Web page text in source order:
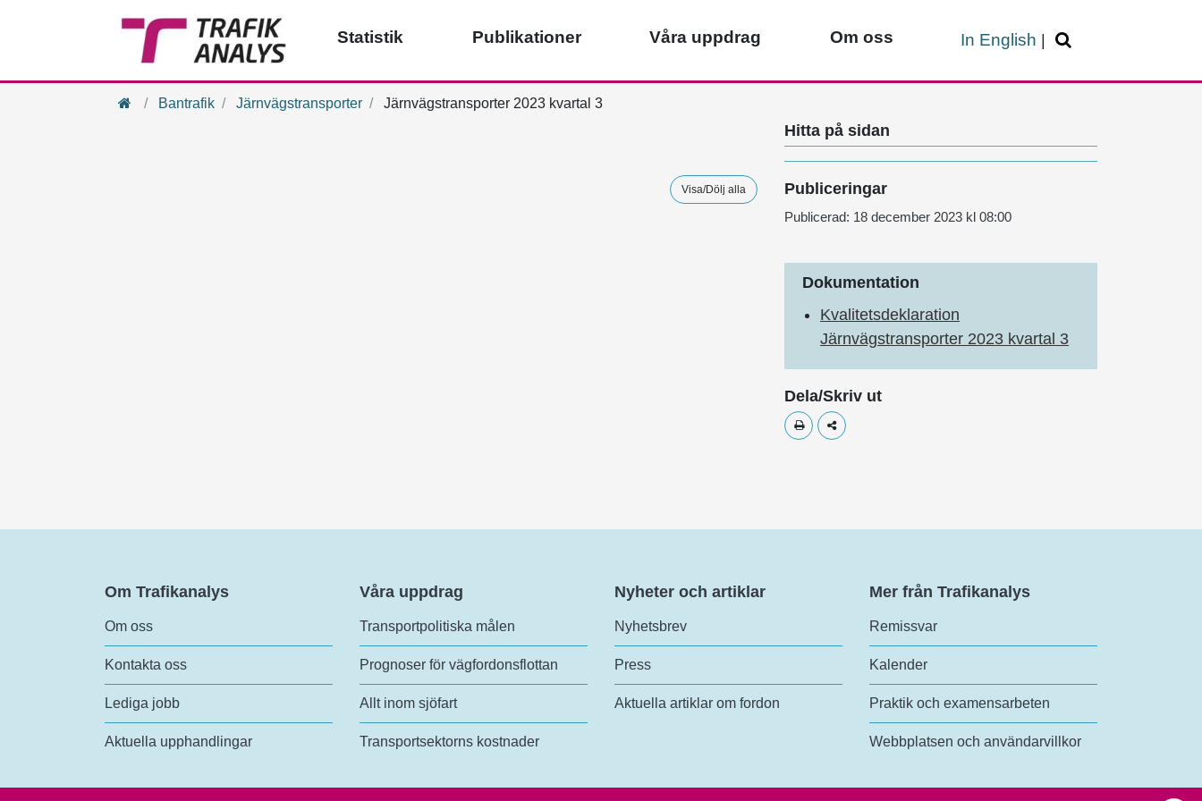
Statistik Publikationer Våra uppdrag Om oss In English
HemBantrafik Järnvägstransporter Järnvägstransporter 2023 kvartal 3
Visa/Dölj alla
Hitta på sidan
Publiceringar
Publicerad: 18 december 2023 kl 08:00
Dokumentation
Kvalitetsdeklaration
Järnvägstransporter 2023 kvartal 3
Dela/Skriv ut
Skriv utDela
Om Trafikanalys
Om oss
Kontakta oss
Lediga jobb
Aktuella upphandlingar
Våra uppdrag
Transportpolitiska målen
Prognoser för vägfordonsflottan
Allt inom sjöfart
Transportsektorns kostnader
Nyheter och artiklar
Nyhetsbrev
Press
Aktuella artiklar om fordon
Mer från Trafikanalys
Remissvar
Kalender
Praktik och examensarbeten
Webbplatsen och användarvillkor